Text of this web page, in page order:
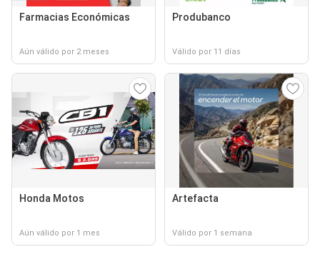
Farmacias Económicas
Aún válido por 2 meses
Produbanco
Válido por 11 días
Honda Motos
Aún válido por 1 mes
Artefacta
Válido por 1 semana